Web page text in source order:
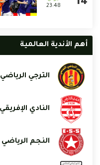
23:48
أهم الأندية العالمية
الترجي
النادي الإفريقي
النجم